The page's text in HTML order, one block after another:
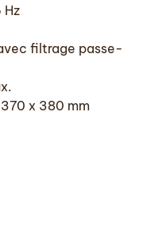
Hz
filtrage passe-
x 380 mm